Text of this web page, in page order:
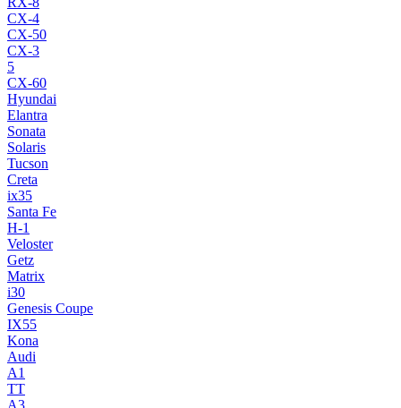
CX-4
CX-50
CX-3
5
CX-60
Hyundai
Elantra
Sonata
Solaris
Tucson
Creta
ix35
Santa Fe
H-1
Veloster
Getz
Matrix
i30
Genesis Coupe
IX55
Kona
Audi
A1
TT
A3